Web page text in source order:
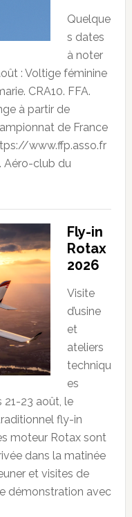
Quelque
s dates
à noter
: Voltige féminine
CRA10. FFA.
à partir de
de France
www.ffp.asso.fr
Aéro-club du
Fly-in
Rotax
2026
Visite
d’usine
et
ateliers
techniqu
es
23 août, le
fly-in
moteur Rotax sont
dans la matinée
et visites de
démonstration avec